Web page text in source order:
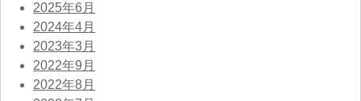
2025年6月
2024年4月
2023年3月
2022年9月
2022年8月